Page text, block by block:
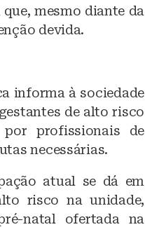
mesmo diante da
devida.
informa à sociedade
de alto risco
por profissionais de
necessárias.
atual se dá em
risco na unidade,
natal ofertada na